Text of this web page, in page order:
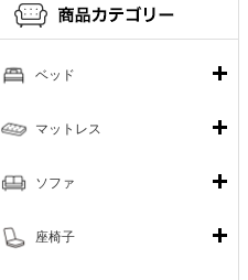
ベッド
マットレス
ソファ
座椅子